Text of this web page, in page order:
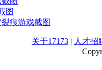
图
裂痕游戏截图
关于17173 | 人才招